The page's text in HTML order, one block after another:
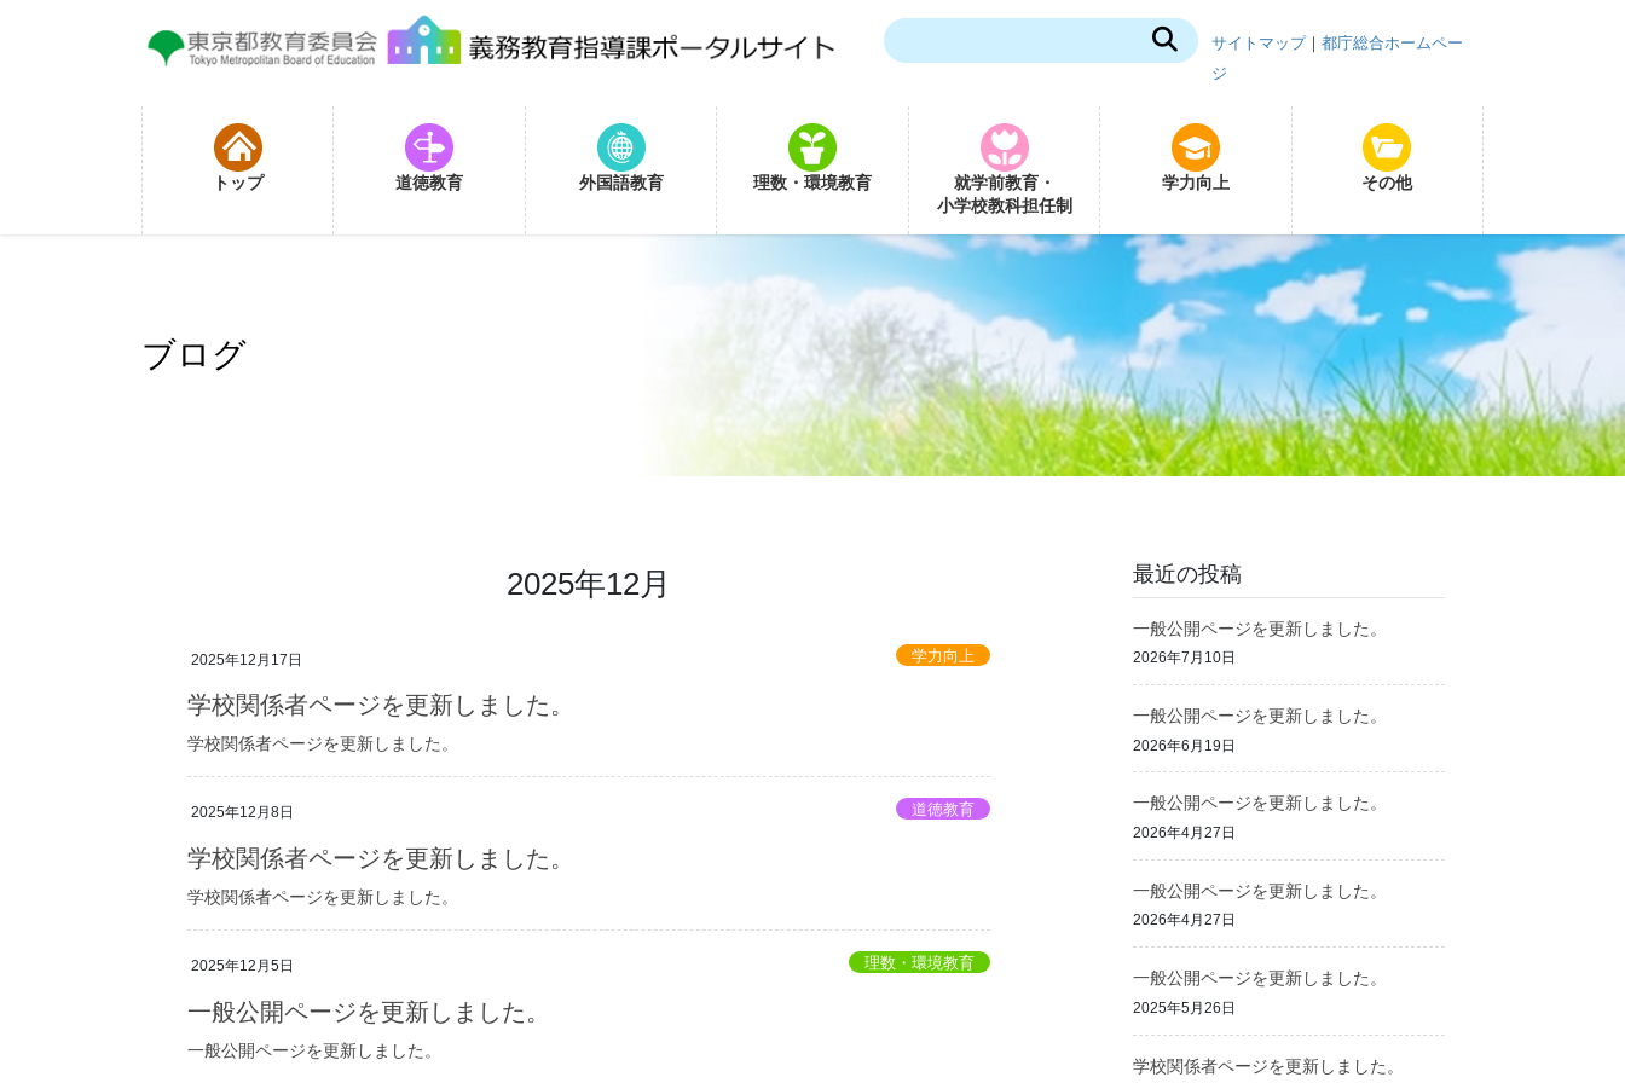
サイトマップ｜ 都庁総合ホームペー
ジ
トップ 道徳教育 外国語教育 理数・環境教育
就学前教育・
小学校教科担任制
学力向上 その他
ブログ
2025年12月
2025年12月17日 学力向上
学校関係者ページを更新しました。
学校関係者ページを更新しました。
2025年12月8日 道徳教育
学校関係者ページを更新しました。
学校関係者ページを更新しました。
2025年12月5日 理数・環境教育
一般公開ページを更新しました。
一般公開ページを更新しました。
最近の投稿
一般公開ページを更新しました。
2026年7月10日
一般公開ページを更新しました。
2026年6月19日
一般公開ページを更新しました。
2026年4月27日
一般公開ページを更新しました。
2026年4月27日
一般公開ページを更新しました。
2025年5月26日
学校関係者ページを更新しました。